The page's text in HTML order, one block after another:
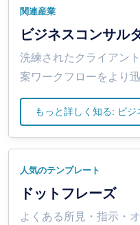
関連産業
ビジネスコンサル
洗練されたクライアン
案ワークフローをより
もっと詳しく知る: ビジ
人気のテンプレート
ドットフレーズ
よくある所見・指示・